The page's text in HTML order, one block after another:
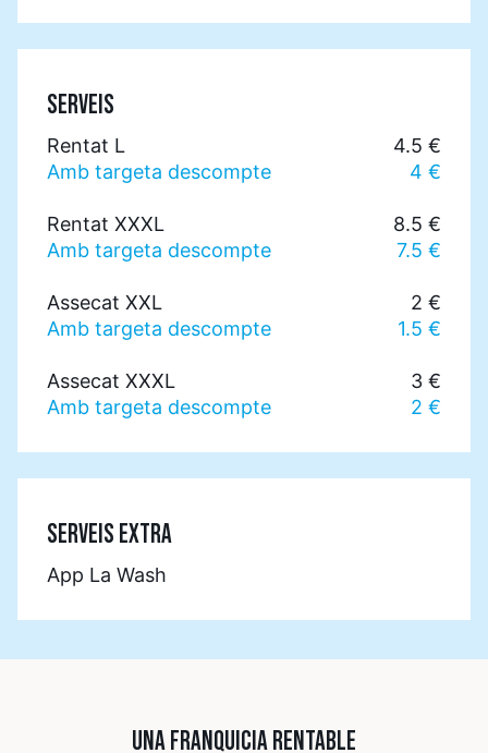
SERVEIS
Rentat L
4.5 €
Amb targeta descompte
4 €
Rentat XXXL
8.5 €
Amb targeta descompte
7.5 €
Assecat XXL
2 €
Amb targeta descompte
1.5 €
Assecat XXXL
3 €
Amb targeta descompte
2 €
SERVEIS EXTRA
App La Wash
UNA FRANQUICIA RENTABLE